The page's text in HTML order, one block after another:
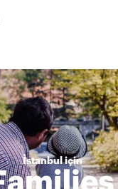
İstanbul için